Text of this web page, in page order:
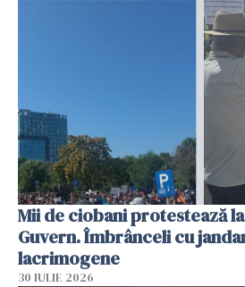
Mii de ciobani protestează la
Guvern. Îmbrânceli cu
lacrimogene
30 IULIE 2026